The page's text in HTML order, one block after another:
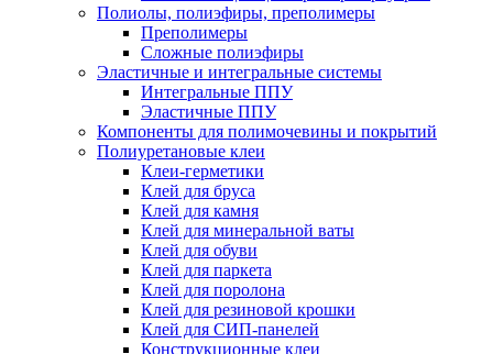
Полиолы, полиэфиры, преполимеры
Преполимеры
Сложные полиэфиры
Эластичные и интегральные системы
Интегральные ППУ
Эластичные ППУ
Компоненты для полимочевины и покрытий
Полиуретановые клеи
Клеи-герметики
Клей для бруса
Клей для камня
Клей для минеральной ваты
Клей для обуви
Клей для паркета
Клей для поролона
Клей для резиновой крошки
Клей для СИП-панелей
Конструкционные клеи